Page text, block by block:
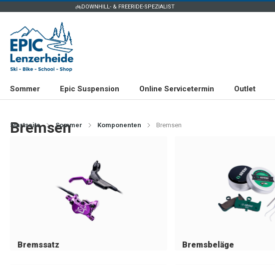
DOWNHILL- & FREERIDE-SPEZIALIST
Sommer Epic Suspension Online Servicetermin Outlet
Startseite Sommer Komponenten Bremsen
Bremsen
Bremssatz Bremsbeläge